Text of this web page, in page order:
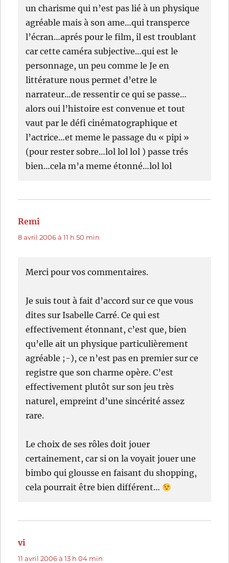
un charisme qui n’est pas lié à un physique
agréable mais à son ame…qui transperce
l’écran…aprés pour le film, il est troublant
car cette caméra subjective…qui est le
personnage, un peu comme le Je en
littérature nous permet d’etre le
narrateur…de ressentir ce qui se passe…
alors oui l’histoire est convenue et tout
vaut par le défi cinématographique et
l’actrice…et meme le passage du « pipi »
(pour rester sobre…lol lol lol ) passe trés
bien…cela m’a meme étonné…lol lol
Remi
8 avril 2006 à 11 h 50 min
Merci pour vos commentaires.
Je suis tout à fait d’accord sur ce que vous
dites sur Isabelle Carré. Ce qui est
effectivement étonnant, c’est que, bien
qu’elle ait un physique particulièrement
agréable ;-), ce n’est pas en premier sur ce
registre que son charme opère. C’est
effectivement plutôt sur son jeu très
naturel, empreint d’une sincérité assez
rare.
Le choix de ses rôles doit jouer
certainement, car si on la voyait jouer une
bimbo qui glousse en faisant du shopping,
cela pourrait être bien différent…
vi
11 avril 2006 à 13 h 04 min